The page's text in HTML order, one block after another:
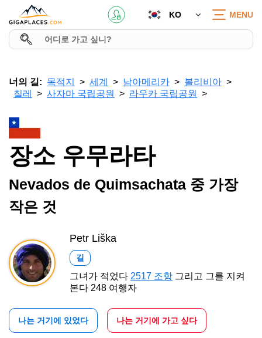
KO MENU
너의 길: 목적지 세계 남아메리카
볼리비아
칠레
사자마 국립공원 라우카 국립공원
장소 우무라타
Nevados de Quimsachata 중 가장
작은 것
Petr Liška
길
그녀가 적었다 2517 조항 그리고 그를 지켜
본다 248 여행자
나는 거기에 있었다 나는 거기에 가고 싶다